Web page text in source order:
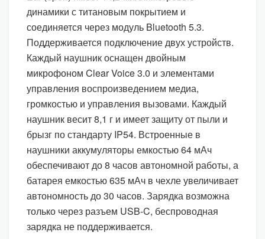
динамики с титановым покрытием и
соединяется через модуль Bluetooth 5.3.
Поддерживается подключение двух устройств.
Каждый наушник оснащен двойным
микрофоном Clear Voice 3.0 и элементами
управления воспроизведением медиа,
громкостью и управления вызовами. Каждый
наушник весит 8,1 г и имеет защиту от пыли и
брызг по стандарту IP54. Встроенные в
наушники аккумуляторы емкостью 64 мАч
обеспечивают до 8 часов автономной работы, а
батарея емкостью 635 мАч в чехле увеличивает
автономность до 30 часов. Зарядка возможна
только через разъем USB-C, беспроводная
зарядка не поддерживается.